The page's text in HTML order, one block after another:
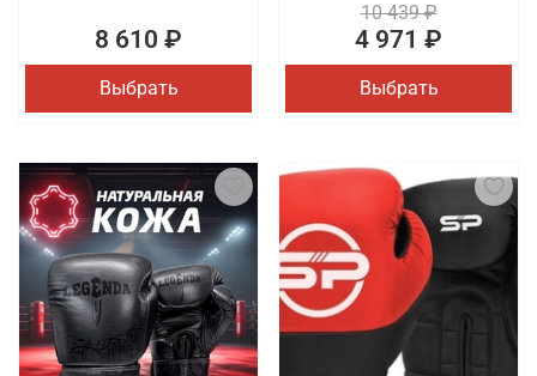
8 610 ₽
Выбрать
10 439 ₽
4 971 ₽
Выбрать